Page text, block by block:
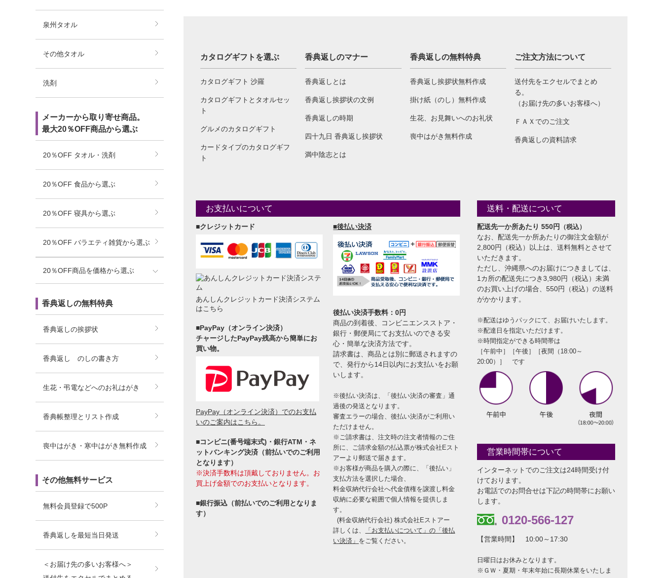
カタログギフトを選ぶ
カタログギフト 沙羅
カタログギフトとタオルセッ
ト
グルメのカタログギフト
カードタイプのカタログギフ
ト
香典返しのマナー
香典返しとは
香典返し挨拶状の文例
香典返しの時期
四十九日 香典返し挨拶状
満中陰志とは
香典返しの無料特典
香典返し挨拶状無料作成
掛け紙（のし）無料作成
生花、お見舞いへのお礼状
喪中はがき無料作成
ご注文方法について
送付先をエクセルでまとめ
る。
（お届け先の多いお客様へ）
ＦＡＸでのご注文
香典返しの資料請求
お支払いについて
■クレジットカード
あんしんクレジットカード決済システム
はこちら
■PayPay（オンライン決済）
チャージしたPayPay残高から簡単にお
買い物。
PayPay（オンライン決済）でのお支払
いのご案内はこちら。
■コンビニ(番号端末式)・銀行ATM・ネ
ットバンキング決済（前払いでのご利用
となります）
※決済手数料は頂戴しておりません。お
買上げ金額でのお支払いとなります。
■銀行振込（前払いでのご利用となりま
す）
■後払い決済
後払い決済手数料：0円
商品の到着後、コンビニエンスストア・
銀行・郵便局にてお支払いのできる安
心・簡単な決済方法です。
請求書は、商品とは別に郵送されますの
で、発行から14日以内にお支払いをお願
いします。
※後払い決済は、「後払い決済の審査」通
過後の発送となります。
審査エラーの場合、後払い決済がご利用い
ただけません。
※ご請求書は、注文時の注文者情報のご住
所に、ご請求金額の払込票が株式会社Eスト
アーより郵送で届きます。
※お客様が商品を購入の際に、「後払い」
支払方法を選択した場合、
料金収納代行会社へ代金債権を譲渡し料金
収納に必要な範囲で個人情報を提供しま
す。
(料金収納代行会社) 株式会社Eストアー
詳しくは、
「お支払いについて」の「後払
い決済」 をご覧ください。
送料・配送について
配送先一か所あたり 550円 （税込）
なお、配送先一か所あたりの御注文金額が
2,800円（税込）以上は、送料無料とさせて
いただきます。
ただし、沖縄県へのお届けにつきましては、
1カ所の配送先につき3,980円（税込）未満
のお買い上げの場合、550円（税込）の送料
がかかります。
※配送はゆうパックにて、お届けいたします。
※配達日を指定いただけます。
※時間指定ができる時間帯は
［午前中］［午後］［夜間（18:00～
20:00）］ です
営業時間帯について
インターネットでのご注文は24時間受け付
けております。
お電話でのお問合せは下記の時間帯にお願い
します。
0120-566-127
【営業時間】 10:00～17:30
日曜日はお休みとなります。
※ＧＷ・夏期・年末年始に長期休業をいたしま
泉州タオル
その他タオル
洗剤
メーカーから取り寄せ商品。
最大20％OFF商品から選ぶ
20％OFF タオル・洗剤
20％OFF 食品から選ぶ
20％OFF 寝具から選ぶ
20％OFF バラエティ雑貨から選ぶ
20％OFF商品を価格から選ぶ
香典返しの無料特典
香典返しの挨拶状
香典返し のしの書き方
生花・弔電などへのお礼はがき
香典帳整理とリスト作成
喪中はがき・寒中はがき無料作成
その他無料サービス
無料会員登録で500P
香典返しを最短当日発送
＜お届け先の多いお客様へ＞